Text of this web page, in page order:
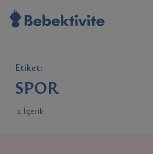
Etiket:
SPOR
2 İçerik